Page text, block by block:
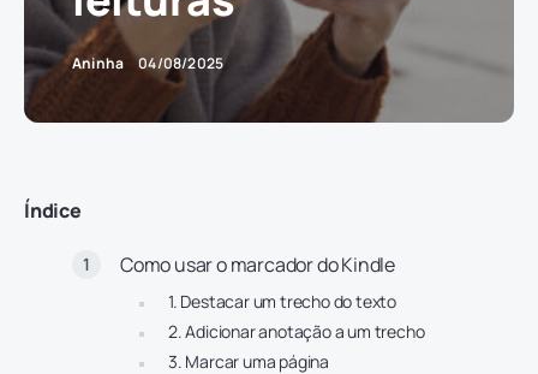
Aninha 04/08/2025
Índice
Como usar o marcador do Kindle
1. Destacar um trecho do texto
2. Adicionar anotação a um trecho
3. Marcar uma página